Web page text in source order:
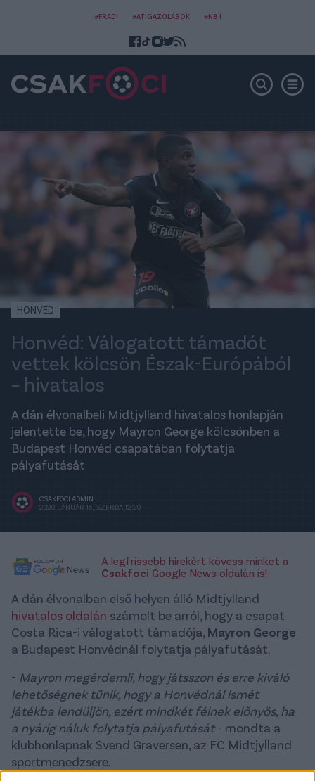
#FRADI #ÁTIGAZOLÁSOK #NB I
HONVÉD
Honvéd: Válogatott támadót
vettek kölcsön Észak-Európából
– hivatalos
A dán élvonalbeli Midtjylland hivatalos honlapján
jelentette be, hogy Mayron George kölcsönben a
Budapest Honvéd csapatában folytatja
pályafutását
CSAKFOCI ADMIN
2020. JANUÁR 15., SZERDA 12:20
A legfrissebb hírekért kövess minket a
Csakfoci Google News oldalán is!
A dán élvonalban első helyen álló Midtjylland
hivatalos oldalán számolt be arról, hogy a csapat
Costa Rica-i válogatott támadója, Mayron George
a Budapest Honvédnál folytatja pályafutását.
- Mayron megérdemli, hogy játsszon és erre kiváló
lehetőségnek tűnik, hogy a Honvédnál ismét
játékba lendüljön, ezért mindkét félnek előnyös, ha
a nyárig náluk folytatja pályafutását- mondta a
klubhonlapnak Svend Graversen, az FC Midtjylland
sportmenedzsere.